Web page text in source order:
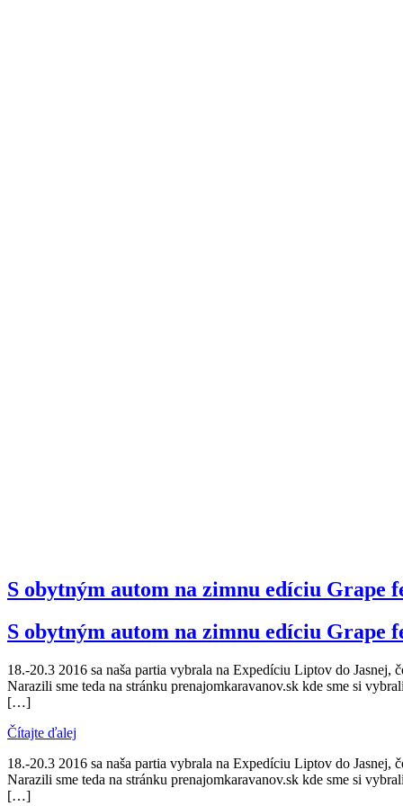
S obytným autom na zimnu edíciu Grape
S obytným autom na zimnu edíciu Grape
18.-20.3 2016 sa naša partia vybrala na Expedíciu Liptov do
Narazili sme teda na stránku prenajomkaravanov.sk kde sme si
[…]
Čítajte ďalej
18.-20.3 2016 sa naša partia vybrala na Expedíciu Liptov do
Narazili sme teda na stránku prenajomkaravanov.sk kde sme si
[…]